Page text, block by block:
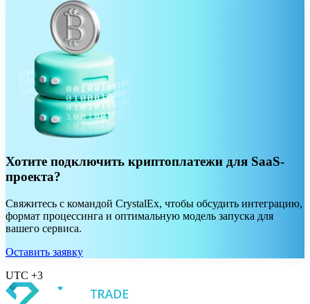
Хотите подключить криптоплатежи для SaaS-
проекта?
Свяжитесь с командой CrystalEx, чтобы обсудить интеграцию,
формат процессинга и оптимальную модель запуска для
вашего сервиса.
Оставить заявку
UTC +3